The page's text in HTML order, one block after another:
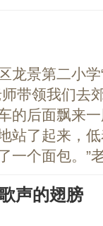
龙景第二小
带领我们去
的后面飘来
站了起来，
一个面包。”
声的翅膀